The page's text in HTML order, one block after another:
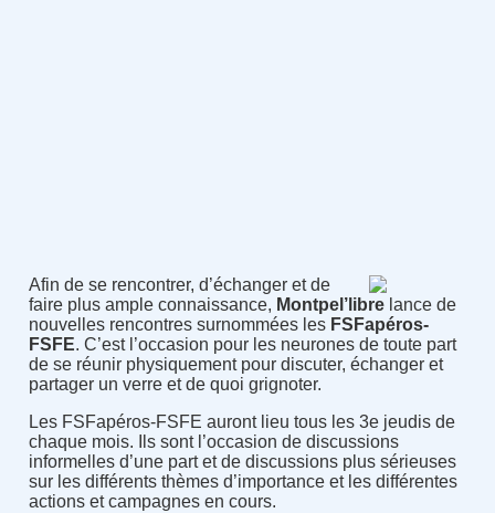
Afin de se rencontrer, d’échanger et de
faire plus ample connaissance, Montpel’libre lance de
nouvelles rencontres surnommées les FSFapéros-
FSFE. C’est l’occasion pour les neurones de toute part
de se réunir physiquement pour discuter, échanger et
partager un verre et de quoi grignoter.
Les FSFapéros-FSFE auront lieu tous les 3e jeudis de
chaque mois. Ils sont l’occasion de discussions
informelles d’une part et de discussions plus sérieuses
sur les différents thèmes d’importance et les différentes
actions et campagnes en cours.